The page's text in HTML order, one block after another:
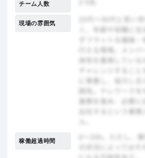
チーム人数
現場の雰囲気
稼働超過時間